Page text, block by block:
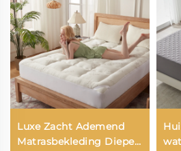
Luxe Zacht Ademend
Matrasbekleding Diepe